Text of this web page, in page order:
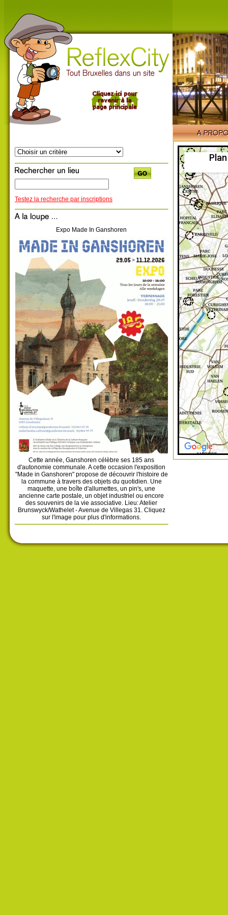
Testez la recherche par inscriptions
Expo Made In Ganshoren
Cette année, Ganshoren célèbre ses 185 ans
d'autonomie communale. A cette occasion l'exposition
"Made in Ganshoren" propose de découvrir l'histoire de
la commune à travers des objets du quotidien. Une
maquette, une boîte d'allumettes, un pin's, une
ancienne carte postale, un objet industriel ou encore
des souvenirs de la vie associative. Lieu: Atelier
Brunswyck/Wathelet - Avenue de Villegas 31. Cliquez
sur l'image pour plus d'informations.